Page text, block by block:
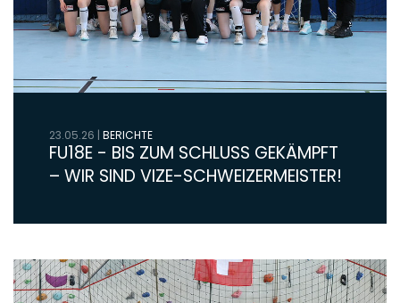
23.05.26 | BERICHTE
FU18E - BIS ZUM SCHLUSS GEKÄMPFT
– WIR SIND VIZE-SCHWEIZERMEISTER!